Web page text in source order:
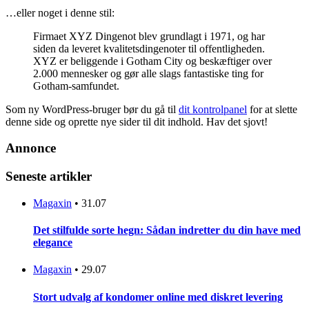
…eller noget i denne stil:
Firmaet XYZ Dingenot blev grundlagt i 1971, og har
siden da leveret kvalitetsdingenoter til offentligheden.
XYZ er beliggende i Gotham City og beskæftiger over
2.000 mennesker og gør alle slags fantastiske ting for
Gotham-samfundet.
Som ny WordPress-bruger bør du gå til dit kontrolpanel for at slette
denne side og oprette nye sider til dit indhold. Hav det sjovt!
Annonce
Seneste artikler
Magaxin • 31.07
Det stilfulde sorte hegn: Sådan indretter du din have med
elegance
Magaxin • 29.07
Stort udvalg af kondomer online med diskret levering